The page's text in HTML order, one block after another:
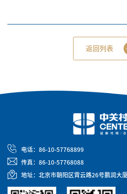
返回列表
电话：86-10-57768899
传真：86-10-57768088
地址：北京市朝阳区霄云路26号鹏润大